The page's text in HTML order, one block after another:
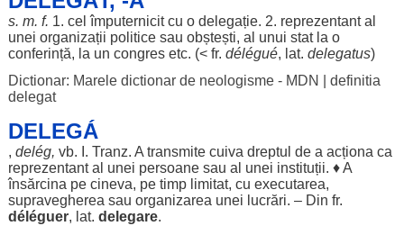
s. m. f. 1. celîmputernicitcu o delegație. 2. reprezentantal
unei organizații politicesau obștești, al unui statla o
conferință, la un congresetc. (< fr. délégué, lat. delegatus)
Dictionar: Marele dictionar de neologisme - MDN
definitia
delegat
DELEGÁ
, delég, vb. I. Tranz. A transmitecuiva dreptul de a acționa ca
reprezentantal unei persoanesau al unei instituții. ♦ A
însărcina pe cineva, pe timp limitat, cu executarea,
supravegherea sau organizarea unei lucrări. – Din fr.
déléguer, lat. delegare.